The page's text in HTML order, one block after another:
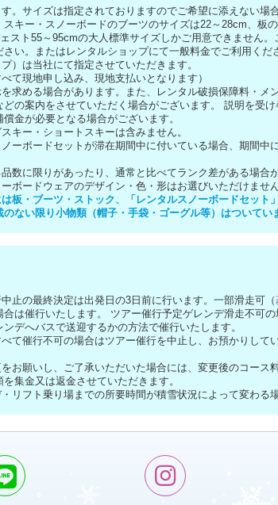
。サイズは指定されておりますのでご希望に添えない場
キー・スノーボードのブーツのサイズは22～28cm、板
スト55～95cmの大人標準サイズしかご用意できません
い。またはレンタルショップにて一般料金でご利用くだ
）は当社にて指定させていただきます。
て現地申し込み、現地支払いとなります）
求める場合があります。また、レンタル破損保障料・メ
の案内をさせていただく場合がございます。 説明を受
金が必要となる場合がございます。
キー・ショートスキーは含みません。
ーボードセットが滞在期間中に付いている場合、期間中
数に限りがあったり、通常と比べてランク差がある場合
ボードウェアのデザイン・色・形はお選びいただけませ
は板・ブーツ・ストック、「レンタルスノーボードセット
ない限り小物類（帽子・手袋・ゴーグル等）はついてい
止の最終決定は出発日の3日前に行います。一部滑走可
は催行いたします。 ツアー催行予定ゲレンデ滑走不可
デへバスで送迎するかの方法で催行いたします。
て催行不可の場合はツアー催行を中止し、お預かりして
お願いし、ご了承いただいた場合には、変更後のコース
集金又は返金させていただきます。
リフト乗り場までの所要時間が積雪状況によって変わる